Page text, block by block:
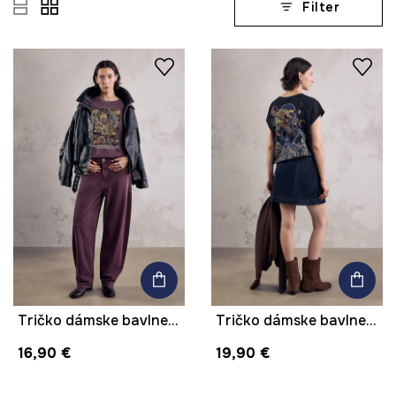
Filter
Tričko dámske bavlnené heavyweight z kolekcie Mythical Creatures
16,90 €
Tričko dámske bavlnené s potlačou z kolekcie Mythical Creatures
19,90 €